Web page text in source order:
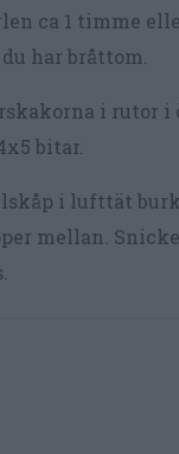
ca 1 timme
har bråttom.
i rutor i
bitar.
i lufttät
mellan.